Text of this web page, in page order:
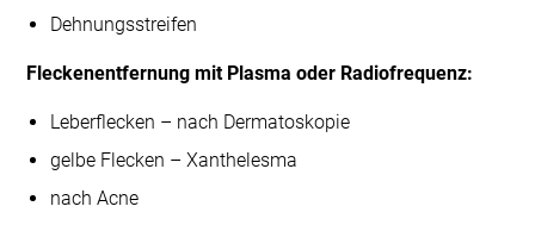
Dehnungsstreifen
Fleckenentfernung mit Plasma oder Radiofrequenz:
Leberflecken – nach Dermatoskopie
gelbe Flecken – Xanthelesma
nach Acne